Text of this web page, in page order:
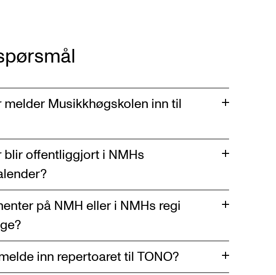
melder Musikkhøgskolen inn til
blir offentliggjort i NMHs
på NMH eller i NMHs regi
inn repertoaret til TONO?